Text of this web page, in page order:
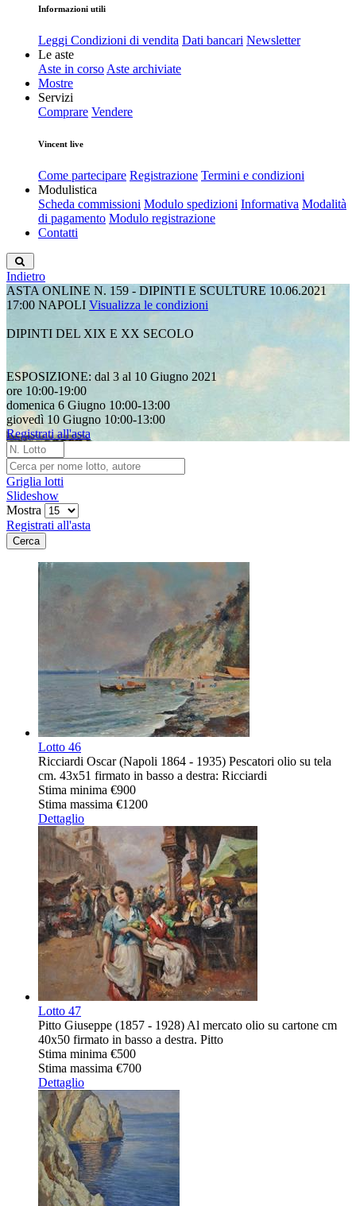
Informazioni utili
Leggi Condizioni di vendita Dati bancari Newsletter
Le aste
Aste in corso Aste archiviate
Mostre
Servizi
Comprare Vendere
Vincent live
Come partecipare Registrazione Termini e condizioni
Modulistica
Scheda commissioni Modulo spedizioni Informativa Modalità
di pagamento Modulo registrazione
Contatti
Indietro
ASTA ONLINE N. 159 - DIPINTI E SCULTURE 10.06.2021
17:00 NAPOLI Visualizza le condizioni
DIPINTI DEL XIX E XX SECOLO
ESPOSIZIONE: dal 3 al 10 Giugno 2021
ore 10:00-19:00
domenica 6 Giugno 10:00-13:00
giovedì 10 Giugno 10:00-13:00
Registrati all'asta
Griglia lotti
Slideshow
Mostra
Registrati all'asta
Lotto 46
Ricciardi Oscar (Napoli 1864 - 1935) Pescatori olio su tela
cm. 43x51 firmato in basso a destra: Ricciardi
Stima minima €900
Stima massima €1200
Dettaglio
Lotto 47
Pitto Giuseppe (1857 - 1928) Al mercato olio su cartone cm
40x50 firmato in basso a destra. Pitto
Stima minima €500
Stima massima €700
Dettaglio